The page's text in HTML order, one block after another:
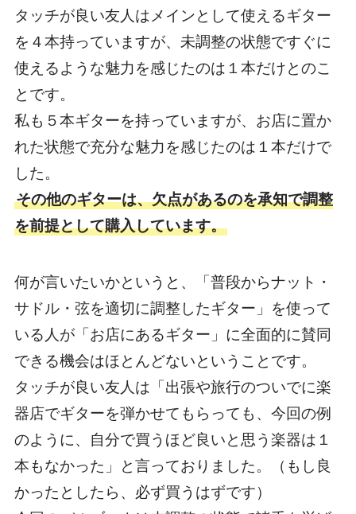
タッチが良い友人はメインとして使えるギター
を４本持っていますが、未調整の状態ですぐに
使えるような魅力を感じたのは１本だけとのこ
とです。
私も５本ギターを持っていますが、お店に置か
れた状態で充分な魅力を感じたのは１本だけで
した。
その他のギターは、欠点があるのを承知で調整
を前提として購入しています。
何が言いたいかというと、「普段からナット・
サドル・弦を適切に調整したギター」を使って
いる人が「お店にあるギター」に全面的に賛同
できる機会はほとんどないということです。
タッチが良い友人は「出張や旅行のついでに楽
器店でギターを弾かせてもらっても、今回の例
のように、自分で買うほど良いと思う楽器は１
本もなかった」と言っておりました。（もし良
かったとしたら、必ず買うはずです）